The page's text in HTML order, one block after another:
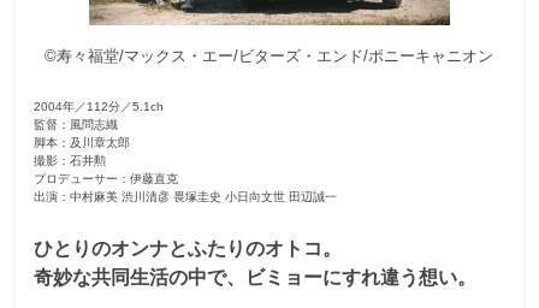
街
で
©寿々福堂/マックス・エー/ビターズ・エンド/ポニーキャニオン
2004年／112分／5.1ch
監督：風問志織
脚本：及川章太郎
撮影：石井勲
プロデューサー：伊藤直克
出演：中村麻美 渋川清彦 畏塚圭史 小日向文世 田辺誠一
ひとりのオンナとふたりのオトコ。
奇妙な共同生活の中で、ビミョーにすれ違う想い。